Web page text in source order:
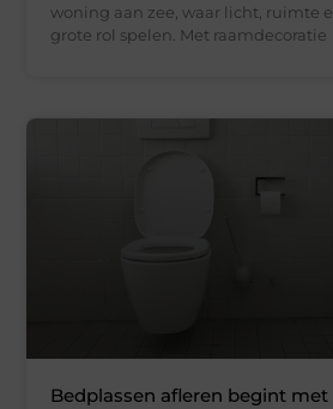
woning aan zee, waar licht, ruimte
grote rol spelen. Met raamdecoratie
Bedplassen afleren begint